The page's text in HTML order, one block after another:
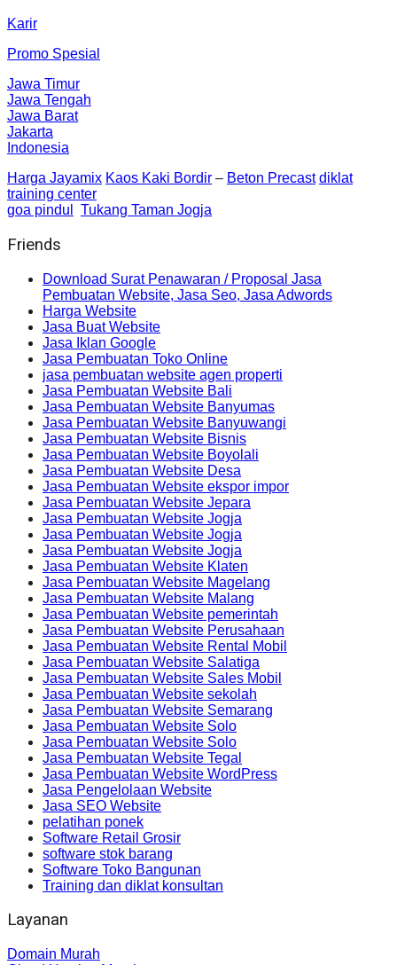
Karir
Promo Spesial
Jawa Timur
Jawa Tengah
Jawa Barat
Jakarta
Indonesia
Harga Jayamix Kaos Kaki Bordir – Beton Precast diklat
training center
goa pindul
Tukang Taman Jogja
Friends
Download Surat Penawaran / Proposal Jasa
Pembuatan Website, Jasa Seo, Jasa Adwords
Harga Website
Jasa Buat Website
Jasa Iklan Google
Jasa Pembuatan Toko Online
jasa pembuatan website agen properti
Jasa Pembuatan Website Bali
Jasa Pembuatan Website Banyumas
Jasa Pembuatan Website Banyuwangi
Jasa Pembuatan Website Bisnis
Jasa Pembuatan Website Boyolali
Jasa Pembuatan Website Desa
Jasa Pembuatan Website ekspor impor
Jasa Pembuatan Website Jepara
Jasa Pembuatan Website Jogja
Jasa Pembuatan Website Jogja
Jasa Pembuatan Website Jogja
Jasa Pembuatan Website Klaten
Jasa Pembuatan Website Magelang
Jasa Pembuatan Website Malang
Jasa Pembuatan Website pemerintah
Jasa Pembuatan Website Perusahaan
Jasa Pembuatan Website Rental Mobil
Jasa Pembuatan Website Salatiga
Jasa Pembuatan Website Sales Mobil
Jasa Pembuatan Website sekolah
Jasa Pembuatan Website Semarang
Jasa Pembuatan Website Solo
Jasa Pembuatan Website Solo
Jasa Pembuatan Website Tegal
Jasa Pembuatan Website WordPress
Jasa Pengelolaan Website
Jasa SEO Website
pelatihan ponek
Software Retail Grosir
software stok barang
Software Toko Bangunan
Training dan diklat konsultan
Layanan
Domain Murah